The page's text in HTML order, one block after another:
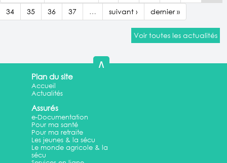
34
35 36 37 … suivant › dernier »
Voir toutes les actualités
∧
Plan du site
Accueil
Actualités
Assurés
e-Documentation
Pour ma santé
Pour ma retraite
Les jeunes & la sécu
Le monde agricole & la
sécu